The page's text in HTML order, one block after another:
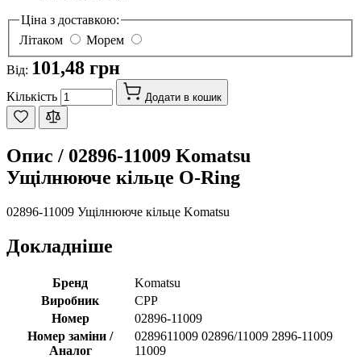
Ціна з доставкою:
Літаком
Морем
Від: 101,48 грн
Кількість Додати в кошик
Опис / 02896-11009 Komatsu
Ущілнююче кільце O-Ring
02896-11009 Ущілнююче кільце Komatsu
Докладніше
Бренд
Komatsu
Виробник
CPP
Номер
02896-11009
Номер заміни /
Аналог
0289611009 02896/11009 2896-11009
11009